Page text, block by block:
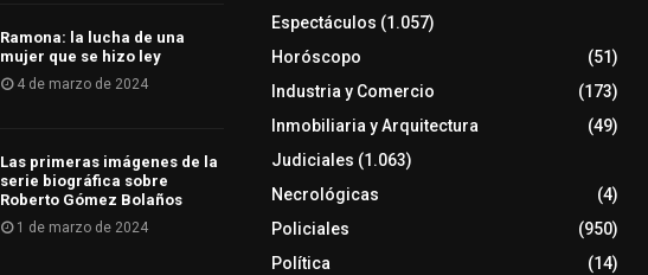
Ramona: la lucha de una
mujer que se hizo ley
4 de marzo de 2024
Las primeras imágenes de la
serie biográfica sobre
Roberto Gómez Bolaños
1 de marzo de 2024
Espectáculos (1.057)
Horóscopo
(51)
Industria y Comercio
(173)
Inmobiliaria y Arquitectura
(49)
Judiciales (1.063)
Necrológicas
(4)
Policiales
(950)
Política
(14)